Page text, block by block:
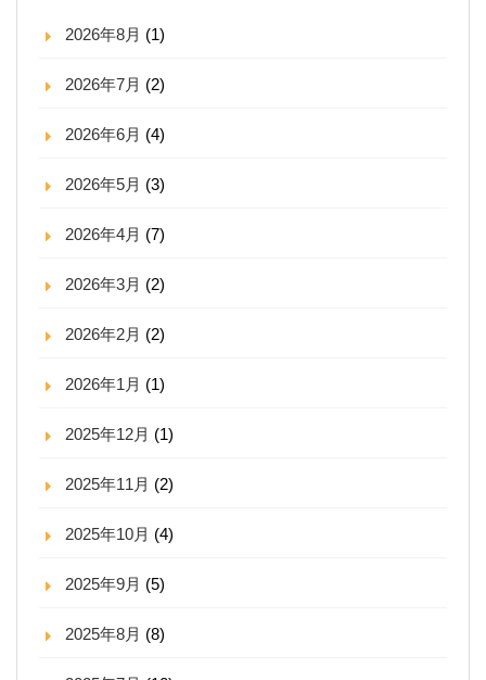
2026年8月 (1)
2026年7月 (2)
2026年6月 (4)
2026年5月 (3)
2026年4月 (7)
2026年3月 (2)
2026年2月 (2)
2026年1月 (1)
2025年12月 (1)
2025年11月 (2)
2025年10月 (4)
2025年9月 (5)
2025年8月 (8)